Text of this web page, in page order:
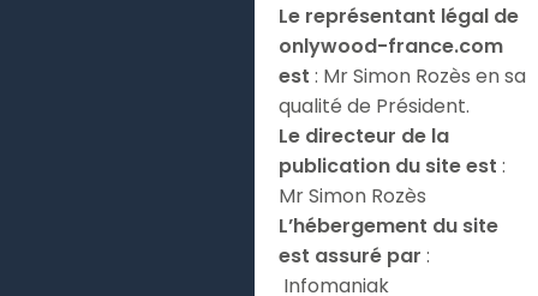
Le représentant légal de
onlywood-france.com
est : Mr Simon Rozès en sa
qualité de Président.
Le directeur de la
publication du site est :
Mr Simon Rozès
L’hébergement du site
est assuré par :
Infomaniak